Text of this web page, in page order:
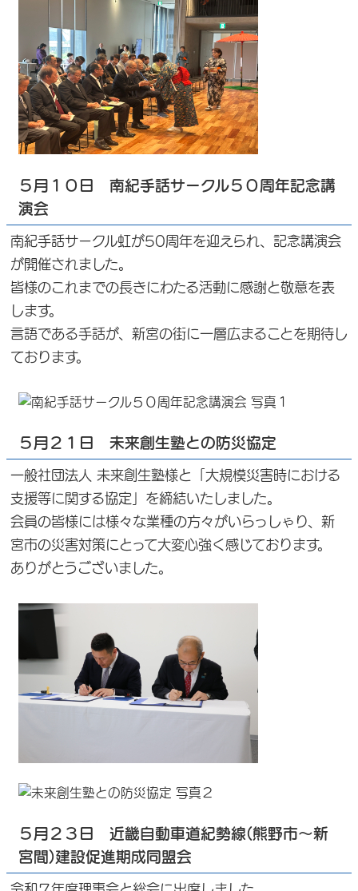
５月１０日 南紀手話サークル５０周年記念講
演会
南紀手話サークル虹が50周年を迎えられ、記念講演会
が開催されました。
皆様のこれまでの長きにわたる活動に感謝と敬意を表
します。
言語である手話が、新宮の街に一層広まることを期待し
ております。
５月２１日 未来創生塾との防災協定
一般社団法人 未来創生塾様と「大規模災害時における
支援等に関する協定」を締結いたしました。
会員の皆様には様々な業種の方々がいらっしゃり、新
宮市の災害対策にとって大変心強く感じております。
ありがとうございました。
５月２３日 近畿自動車道紀勢線(熊野市～新
宮間)建設促進期成同盟会